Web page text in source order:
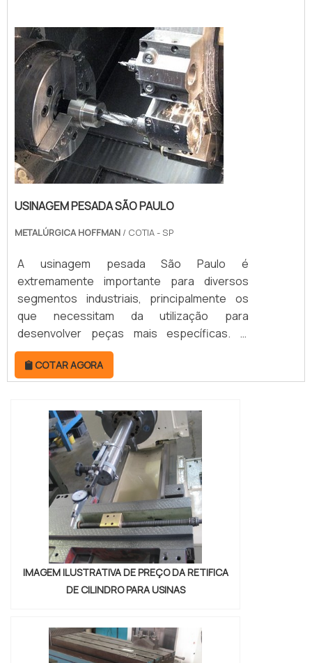
projetos detalhados, garantindo a entrega
de peças exclusivas e funcionais. MAIS
DETALHES S...
USINAGEM PESADA SÃO PAULO
METALÚRGICA HOFFMAN / COTIA - SP
A usinagem pesada São Paulo é
extremamente importante para diversos
segmentos industriais, principalmente os
que necessitam da utilização para
desenvolver peças mais específicas. O
serviço de usinagem é de importância
primordial. Por isso, é oferecido por
empresas terceirizadas. Estas, por vez,
capacitados e que podem desenvolver os
mais diferentes projetos. MAIS DETALHES
ACERCA DO SERVIÇOAs peças conf...
COTAR AGORA
IMAGEM ILUSTRATIVA DE PREÇO DA RETIFICA
DE CILINDRO PARA USINAS